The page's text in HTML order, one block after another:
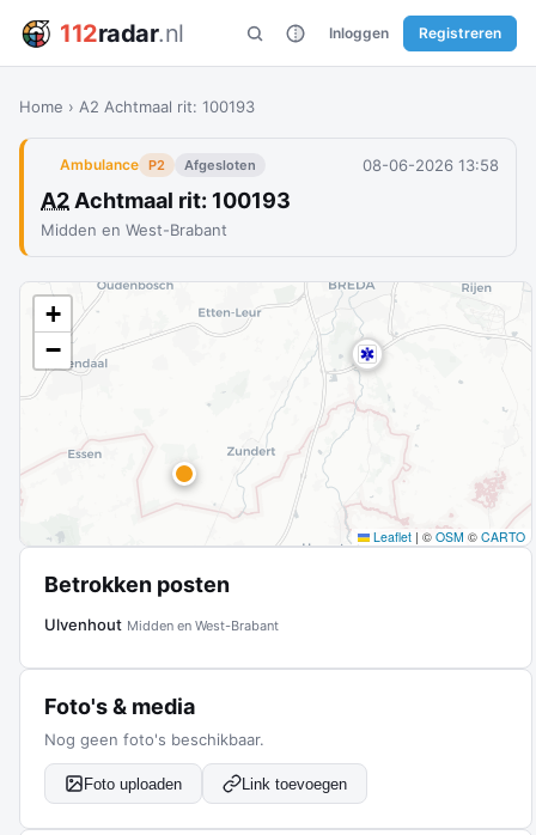
112radar.nl Inloggen Registreren
Home › A2 Achtmaal rit: 100193
Ambulance P2 Afgesloten 08-06-2026 13:58
A2 Achtmaal rit: 100193
Midden en West-Brabant
+
−
Leaflet | © OSM © CARTO
Betrokken posten
Ulvenhout Midden en West-Brabant
Foto's & media
Nog geen foto's beschikbaar.
Foto uploaden Link toevoegen